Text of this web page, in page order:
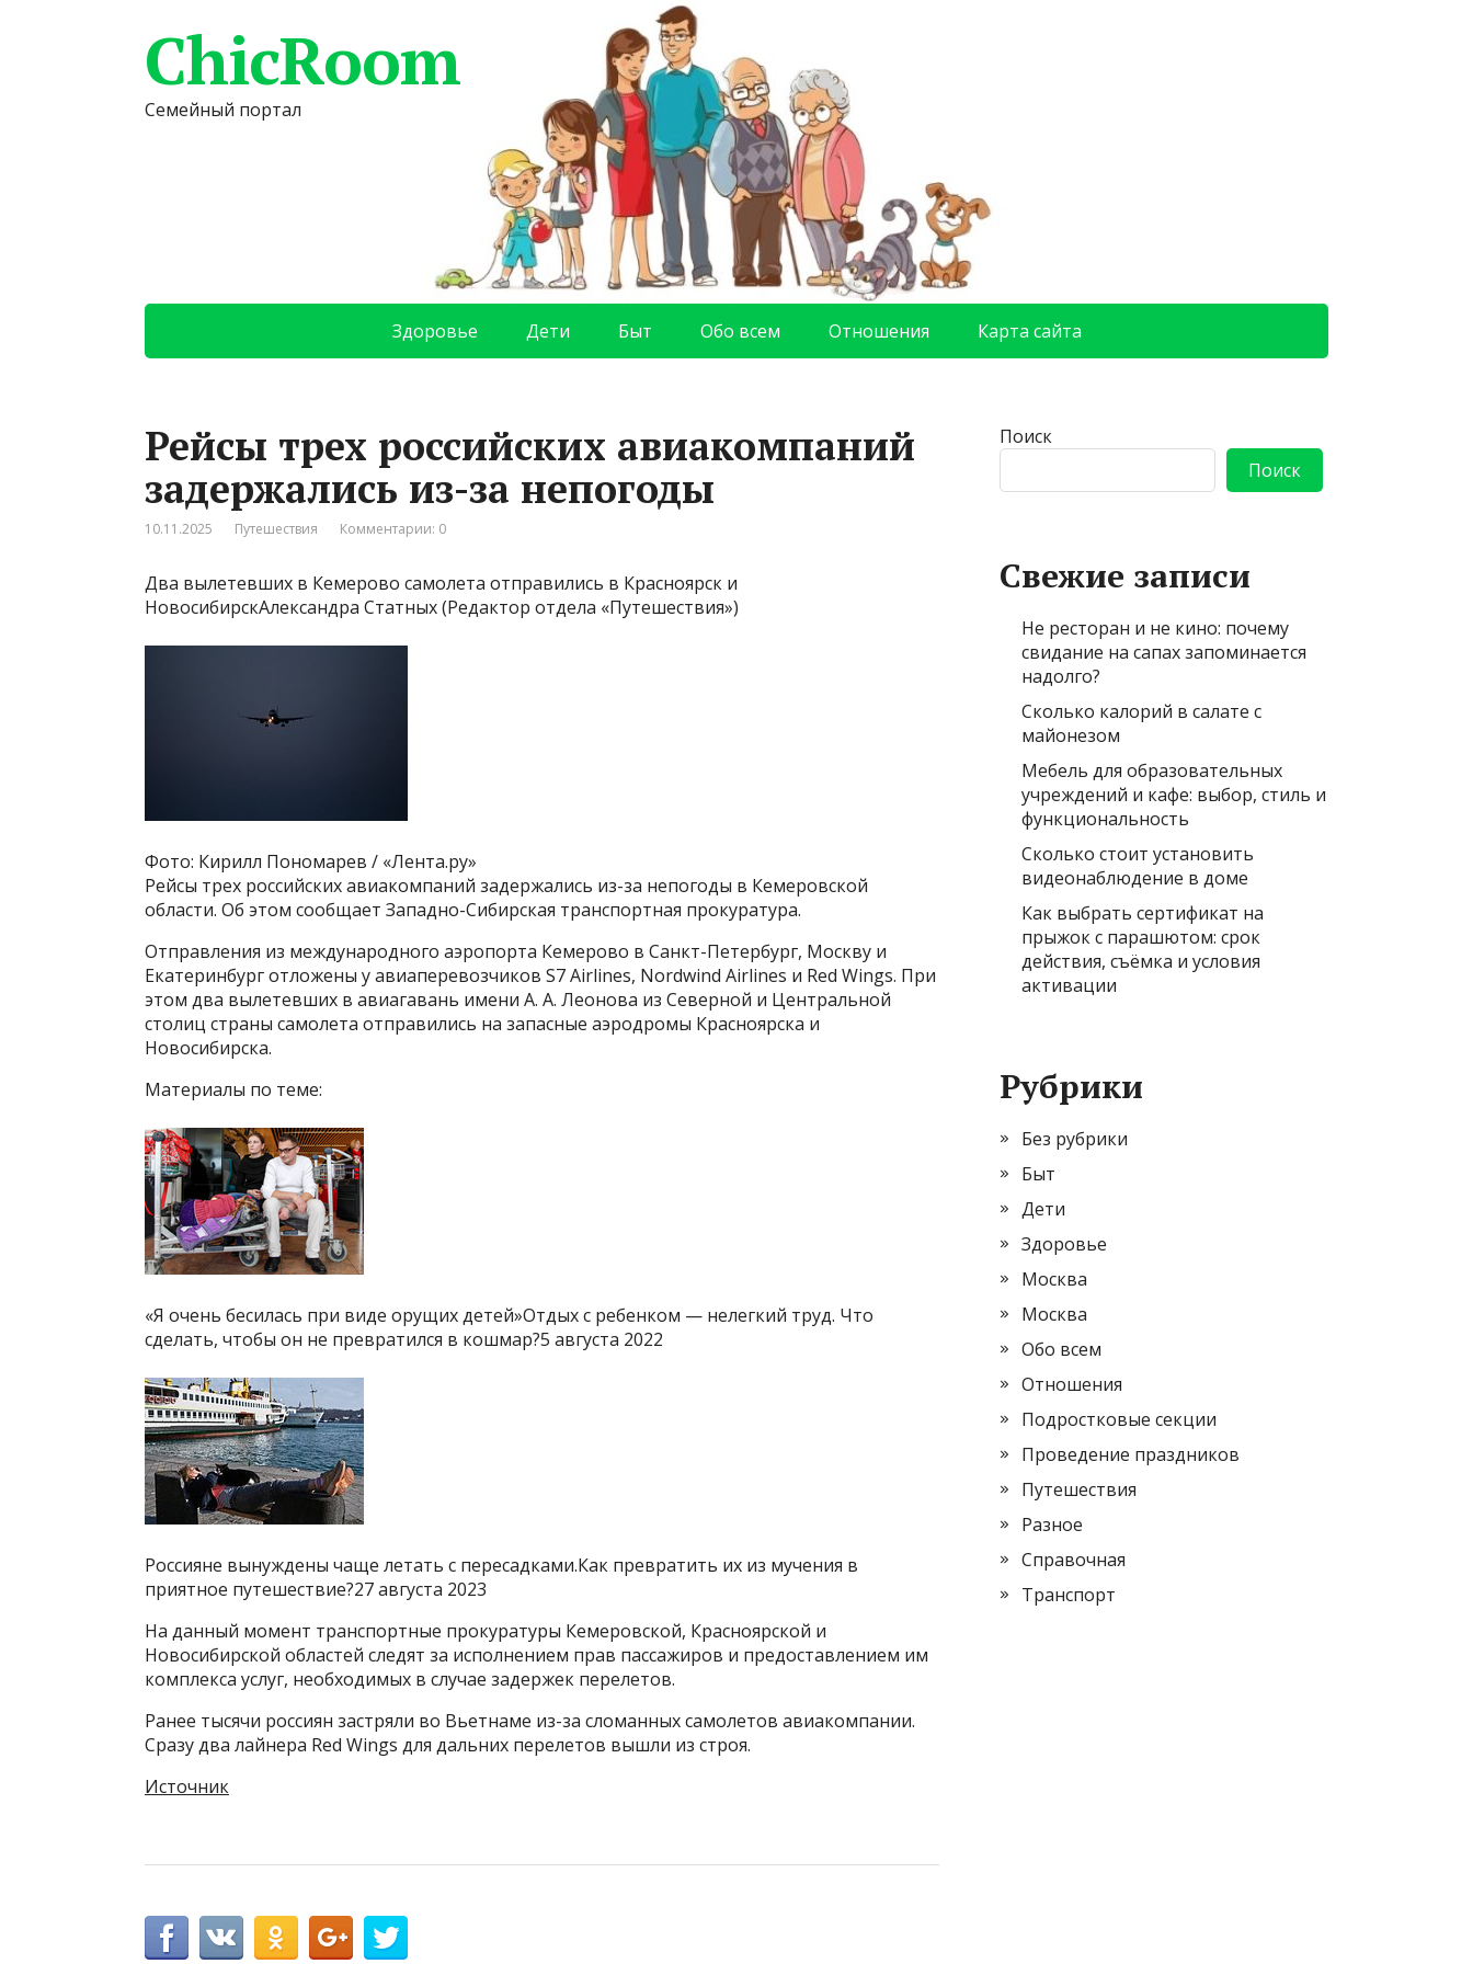
ChicRoom
Семейный портал
Здоровье Дети Быт Обо всем Отношения Карта сайта
Рейсы трех российских авиакомпаний
задержались из-за непогоды
10.11.2025 Путешествия Комментарии: 0
Два вылетевших в Кемерово самолета отправились в Красноярск и
НовосибирскАлександра Статных (Редактор отдела «Путешествия»)
Фото: Кирилл Пономарев / «Лента.ру»
Рейсы трех российских авиакомпаний задержались из-за непогоды в Кемеровской
области. Об этом сообщает Западно-Сибирская транспортная прокуратура.
Отправления из международного аэропорта Кемерово в Санкт-Петербург, Москву и
Екатеринбург отложены у авиаперевозчиков S7 Airlines, Nordwind Airlines и Red Wings. При
этом два вылетевших в авиагавань имени А. А. Леонова из Северной и Центральной
столиц страны самолета отправились на запасные аэродромы Красноярска и
Новосибирска.
Материалы по теме:
«Я очень бесилась при виде орущих детей»Отдых с ребенком — нелегкий труд. Что
сделать, чтобы он не превратился в кошмар?5 августа 2022
Россияне вынуждены чаще летать с пересадками.Как превратить их из мучения в
приятное путешествие?27 августа 2023
На данный момент транспортные прокуратуры Кемеровской, Красноярской и
Новосибирской областей следят за исполнением прав пассажиров и предоставлением им
комплекса услуг, необходимых в случае задержек перелетов.
Ранее тысячи россиян застряли во Вьетнаме из-за сломанных самолетов авиакомпании.
Сразу два лайнера Red Wings для дальних перелетов вышли из строя.
Источник
Поиск
Поиск
Свежие записи
Не ресторан и не кино: почему
свидание на сапах запоминается
надолго?
Сколько калорий в салате с
майонезом
Мебель для образовательных
учреждений и кафе: выбор, стиль и
функциональность
Сколько стоит установить
видеонаблюдение в доме
Как выбрать сертификат на
прыжок с парашютом: срок
действия, съёмка и условия
активации
Рубрики
Без рубрики
Быт
Дети
Здоровье
Москва
Москва
Обо всем
Отношения
Подростковые секции
Проведение праздников
Путешествия
Разное
Справочная
Транспорт